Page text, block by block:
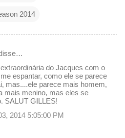
2014
do Jacques com o
espantar, como ele se parece
mas....ele parece mais homem,
mais menino, mas eles se
SALUT GILLES!
2014 5:05:00 PM